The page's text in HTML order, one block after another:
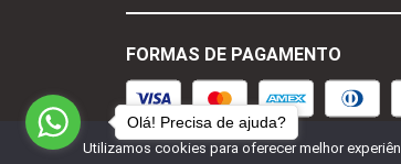
FORMAS DE PAGAMENTO
Olá! Precisa de ajuda?
Utilizamos cookies para oferecer melhor